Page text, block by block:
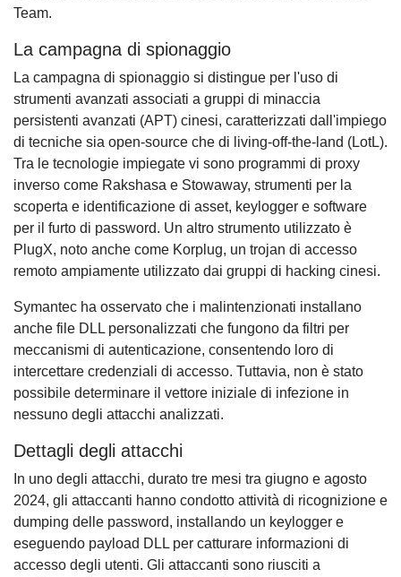
Team.
La campagna di spionaggio
La campagna di spionaggio si distingue per l'uso di
strumenti avanzati associati a gruppi di minaccia
persistenti avanzati (APT) cinesi, caratterizzati dall'impiego
di tecniche sia open-source che di living-off-the-land (LotL).
Tra le tecnologie impiegate vi sono programmi di proxy
inverso come Rakshasa e Stowaway, strumenti per la
scoperta e identificazione di asset, keylogger e software
per il furto di password. Un altro strumento utilizzato è
PlugX, noto anche come Korplug, un trojan di accesso
remoto ampiamente utilizzato dai gruppi di hacking cinesi.
Symantec ha osservato che i malintenzionati installano
anche file DLL personalizzati che fungono da filtri per
meccanismi di autenticazione, consentendo loro di
intercettare credenziali di accesso. Tuttavia, non è stato
possibile determinare il vettore iniziale di infezione in
nessuno degli attacchi analizzati.
Dettagli degli attacchi
In uno degli attacchi, durato tre mesi tra giugno e agosto
2024, gli attaccanti hanno condotto attività di ricognizione e
dumping delle password, installando un keylogger e
eseguendo payload DLL per catturare informazioni di
accesso degli utenti. Gli attaccanti sono riusciti a